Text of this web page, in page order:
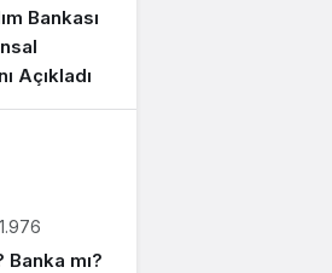
Bankası
Açıkladı
1.976
mı?